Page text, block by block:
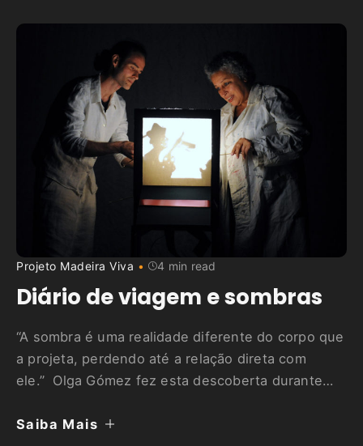
Projeto Madeira Viva 4 min read
Diário de viagem e sombras
“A sombra é uma realidade diferente do corpo que
a projeta, perdendo até a relação direta com
ele.” Olga Gómez fez esta descoberta durante
oferecida anualmente pelo Teatro Gioco Vita
Saiba Mais